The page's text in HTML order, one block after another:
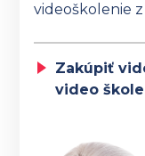
videoškolenie
Zakúpiť
video